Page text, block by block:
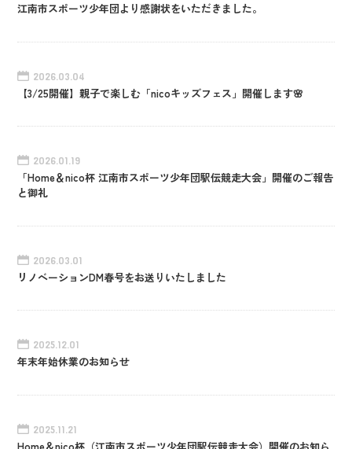
江南市スポーツ少年団より感謝状をいただきました。
2026.03.04
【3/25開催】親子で楽しむ「nicoキッズフェス」開催します🌸
2026.01.19
「Home＆nico杯 江南市スポーツ少年団駅伝競走大会」開催のご報告
と御礼
2026.03.01
リノベーションDM春号をお送りいたしました
2025.12.01
年末年始休業のお知らせ
2025.11.21